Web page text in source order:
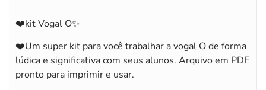
❤️kit Vogal O✨
❤️Um super kit para você trabalhar a vogal O de forma
lúdica e significativa com seus alunos. Arquivo em PDF
pronto para imprimir e usar.